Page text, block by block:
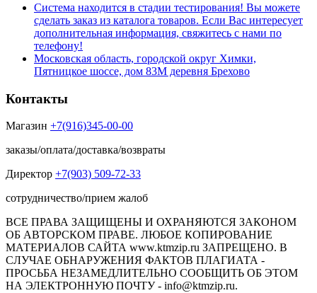
Система находится в стадии тестирования! Вы можете
сделать заказ из каталога товаров. Если Вас интересует
дополнительная информация, свяжитесь с нами по
телефону!
Московская область, городской округ Химки,
Пятницкое шоссе, дом 83М деревня Брехово
Контакты
Магазин +7(916)345-00-00
заказы/оплата/доставка/возвраты
Директор +7(903) 509-72-33
сотрудничество/прием жалоб
ВСЕ ПРАВА ЗАЩИЩЕНЫ И ОХРАНЯЮТСЯ ЗАКОНОМ
ОБ АВТОРСКОМ ПРАВЕ. ЛЮБОЕ КОПИРОВАНИЕ
МАТЕРИАЛОВ САЙТА www.ktmzip.ru ЗАПРЕЩЕНО. В
СЛУЧАЕ ОБНАРУЖЕНИЯ ФАКТОВ ПЛАГИАТА -
ПРОСЬБА НЕЗАМЕДЛИТЕЛЬНО СООБЩИТЬ ОБ ЭТОМ
НА ЭЛЕКТРОННУЮ ПОЧТУ - info@ktmzip.ru.